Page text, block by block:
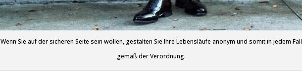
Wenn Sie auf der sicheren Seite sein wollen, gestalten Sie Ihre Lebensläufe anonym und somit in jedem Fall
gemäß der Verordnung.